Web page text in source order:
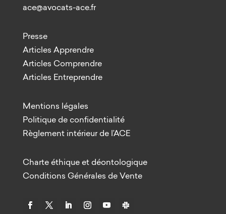
ace@avocats-ace.fr
Presse
Articles Apprendre
Articles Comprendre
Articles Entreprendre
Mentions légales
Politique de confidentialité
Règlement intérieur de l’ACE
Charte éthique et déontologique
Conditions Générales de Vente